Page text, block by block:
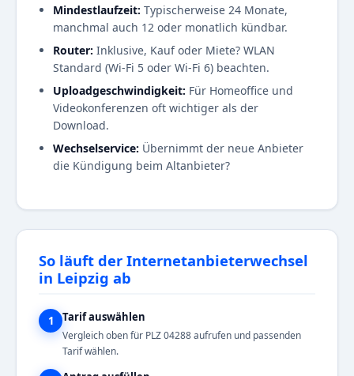
Mindestlaufzeit: Typischerweise 24 Monate,
manchmal auch 12 oder monatlich kündbar.
Router: Inklusive, Kauf oder Miete? WLAN
Standard (Wi-Fi 5 oder Wi-Fi 6) beachten.
Uploadgeschwindigkeit: Für Homeoffice und
Videokonferenzen oft wichtiger als der
Download.
Wechselservice: Übernimmt der neue Anbieter
die Kündigung beim Altanbieter?
So läuft der Internetanbieterwechsel
in Leipzig ab
1 Tarif auswählen
Vergleich oben für PLZ 04288 aufrufen und passenden
Tarif wählen.